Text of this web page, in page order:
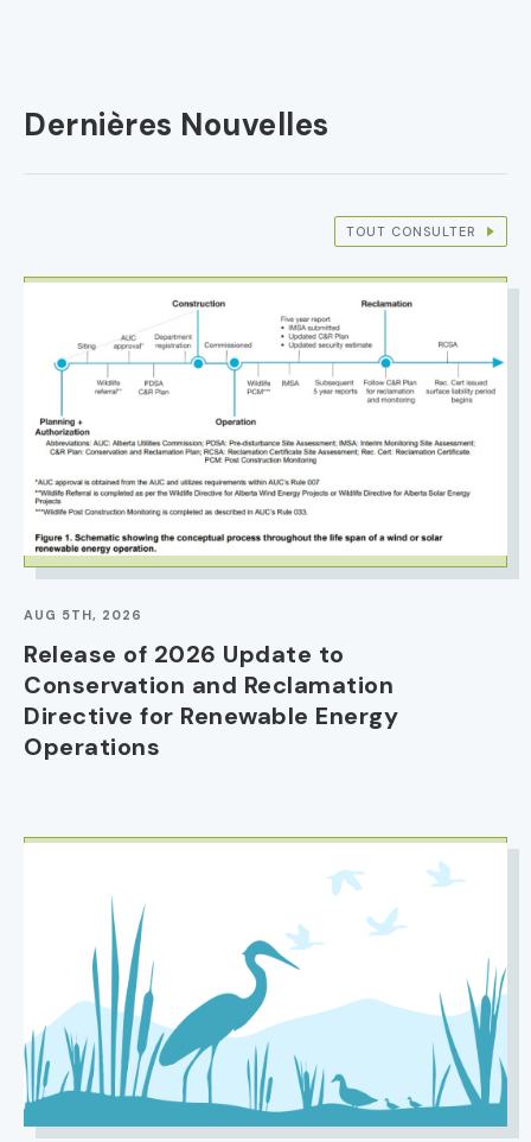
Dernières Nouvelles
TOUT CONSULTER
AUG 5TH, 2026
Release of 2026 Update to
Conservation and Reclamation
Directive for Renewable Energy
Operations